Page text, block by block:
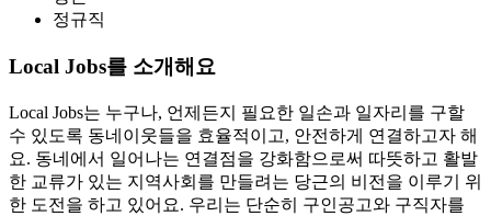
정규직
Local Jobs를 소개해요
Local Jobs는 누구나, 언제든지 필요한 일손과 일자리를 구할
수 있도록 동네이웃들을 효율적이고, 안전하게 연결하고자 해
요. 동네에서 일어나는 연결점을 강화함으로써 따뜻하고 활발
한 교류가 있는 지역사회를 만들려는 당근의 비전을 이루기 위
한 도전을 하고 있어요. 우리는 단순히 구인공고와 구직자를